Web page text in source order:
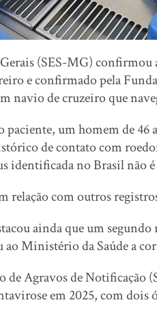
(SES-MG)
e confirmado pela
navio de cruzeiro que
um homem de 46
de contato com
identificada no Brasil não
relação com outros
ainda que um
Ministério da Saúde a
de Agravos de
em 2025, com dois